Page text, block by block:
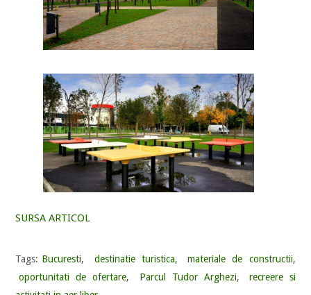
SURSA ARTICOL
Tags: Bucuresti, destinatie turistica, materiale de constructii,
oportunitati de ofertare, Parcul Tudor Arghezi,
recreere si